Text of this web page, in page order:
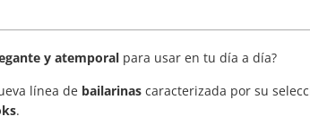
y atemporal para usar en tu día a día?
línea de bailarinas caracterizada por su
.